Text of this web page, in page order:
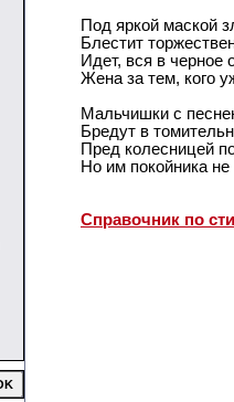
Под яркой маской
Блестит
Идет, вся в черное
Жена за тем, кого
Мальчишки с
Бредут в
Пред колесницей
Но им покойника
Справочник по